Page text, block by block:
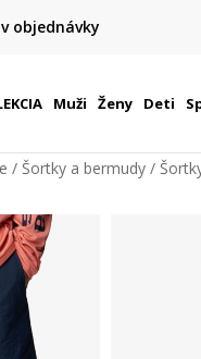
objednávky
-60 %
len do 9. 8.
Muži Ženy Deti
Šortky a bermudy